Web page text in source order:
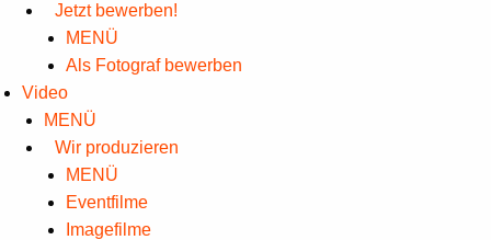
Jetzt bewerben!
MENÜ
Als Fotograf bewerben
Video
MENÜ
Wir produzieren
MENÜ
Eventfilme
Imagefilme